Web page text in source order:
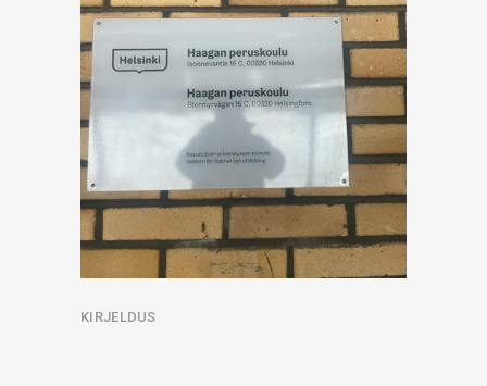
KIRJELDUS